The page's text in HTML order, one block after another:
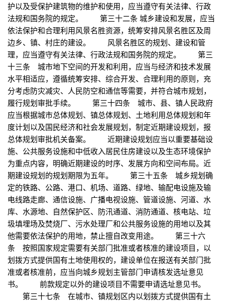
护以及受保护建筑物的维护和使用，应当遵守有关法律、行政
法规和国务院的规定。 第三十二条 城乡建设和发展，应当
依法保护和合理利用风景名胜资源，统筹安排风景名胜区及周
边乡、镇、村庄的建设。 风景名胜区的规划、建设和管
理，应当遵守有关法律、行政法规和国务院的规定。 第三
十三条 城市地下空间的开发和利用，应当与经济和技术发展
水平相适应，遵循统筹安排、综合开发、合理利用的原则，充
分考虑防灾减灾、人民防空和通信等需要，并符合城市规划，
履行规划审批手续。 第三十四条 城市、县、镇人民政府
应当根据城市总体规划、镇总体规划、土地利用总体规划和年
度计划以及国民经济和社会发展规划，制定近期建设规划，报
总体规划审批机关备案。 近期建设规划应当以重要基础设
施、公共服务设施和中低收入居民住房建设以及生态环境保护
为重点内容，明确近期建设的时序、发展方向和空间布局。近
期建设规划的规划期限为五年。 第三十五条 城乡规划确
定的铁路、公路、港口、机场、道路、绿地、输配电设施及输
电线路走廊、通信设施、广播电视设施、管道设施、河道、水
库、水源地、自然保护区、防汛通道、消防通道、核电站、垃
圾填埋场及焚烧厂、污水处理厂和公共服务设施的用地以及其
他需要依法保护的用地，禁止擅自改变用途。 第三十六
条 按照国家规定需要有关部门批准或者核准的建设项目，以
划拨方式提供国有土地使用权的，建设单位在报送有关部门批
准或者核准前，应当向城乡规划主管部门申请核发选址意见
书。 前款规定以外的建设项目不需要申请选址意见书。
第三十七条 在城市、镇规划区内以划拨方式提供国有土